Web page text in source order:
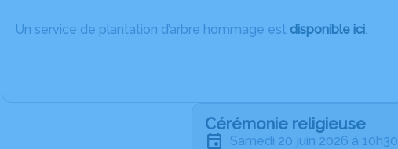
Un service de plantation d’arbre hommage est disponible ici.
Cérémonie religieuse
samedi 20 juin 2026 à 10h30